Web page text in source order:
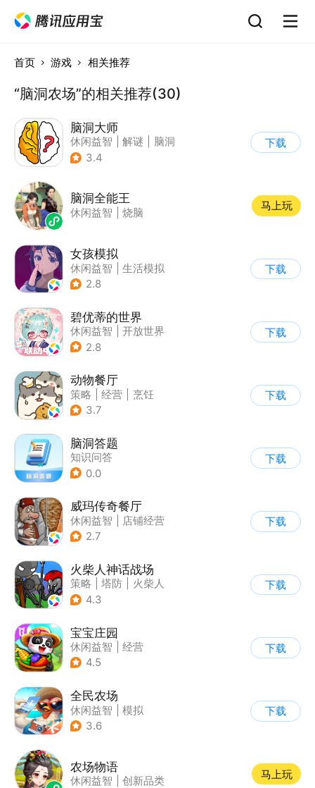
首页 游戏 相关推荐
“脑洞农场”的相关推荐(30)
脑洞大师
休闲益智 解谜
脑洞
3.4
下载
脑洞全能王
休闲益智 烧脑
马上玩
女孩模拟
休闲益智
生活模拟
| 校园
2.8
下载
碧优蒂的世界
休闲益智
开放世界
| Q版
2.8
下载
动物餐厅
策略 经营
烹饪
| 宠物
3.7
下载
脑洞答题
知识问答
0.0
下载
威玛传奇餐厅
休闲益智
店铺经营
| 美食
2.7
下载
火柴人神话战场
策略 塔防
火柴人
| 休闲益智
4.3
下载
宝宝庄园
休闲益智
经营
| 田园生活
4.5
下载
全民农场
休闲益智
模拟
| 田园生活
3.6
下载
农场物语
休闲益智 创新品类
马上玩